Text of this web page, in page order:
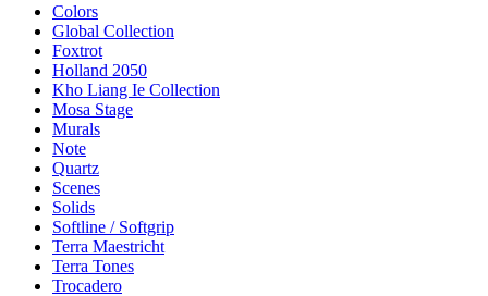
Colors
Global Collection
Foxtrot
Holland 2050
Kho Liang Ie Collection
Mosa Stage
Murals
Note
Quartz
Scenes
Solids
Softline / Softgrip
Terra Maestricht
Terra Tones
Trocadero